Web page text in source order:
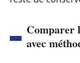
Comparer
avec